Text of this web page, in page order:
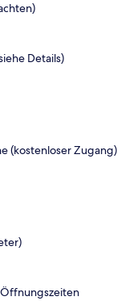
Details)
(kostenloser Zugang)